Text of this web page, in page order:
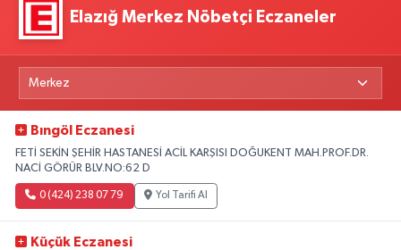
Elazığ Merkez Nöbetçi Eczaneler
Bıngöl Eczanesi
FETİ SEKİN ŞEHİR HASTANESİ ACİL KARŞISI DOĞUKENT MAH.PROF.DR.
NACİ GÖRÜR BLV.NO:62 D
0 (424) 238 07 79 Yol Tarifi Al
Küçük Eczanesi